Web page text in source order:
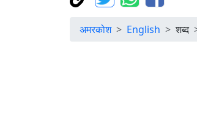
अमरकोश English शब्द